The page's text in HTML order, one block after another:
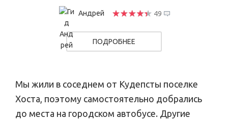
Андрей 49
ПОДРОБНЕЕ
Мы жили в соседнем от Кудепсты поселке
Хоста, поэтому самостоятельно добрались
до места на городском автобусе. Другие